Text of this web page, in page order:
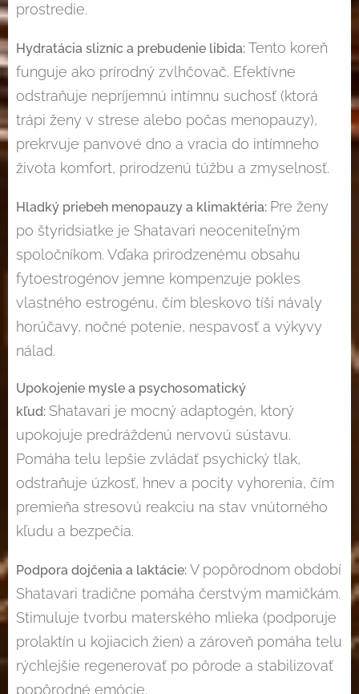
prostredie.
Hydratácia slizníc a prebudenie libida: Tento koreň
funguje ako prírodný zvlhčovač. Efektívne
odstraňuje nepríjemnú intímnu suchosť (ktorá
trápi ženy v strese alebo počas menopauzy),
prekrvuje panvové dno a vracia do intímneho
života komfort, prirodzenú túžbu a zmyselnosť.
Hladký priebeh menopauzy a klimaktéria: Pre ženy
po štyridsiatke je Shatavari neoceniteľným
spoločníkom. Vďaka prirodzenému obsahu
fytoestrogénov jemne kompenzuje pokles
vlastného estrogénu, čím bleskovo tíši návaly
horúčavy, nočné potenie, nespavosť a výkyvy
nálad.
Upokojenie mysle a psychosomatický
kľud: Shatavari je mocný adaptogén, ktorý
upokojuje predráždenú nervovú sústavu.
Pomáha telu lepšie zvládať psychický tlak,
odstraňuje úzkosť, hnev a pocity vyhorenia, čím
premieňa stresovú reakciu na stav vnútorného
kľudu a bezpečia.
Podpora dojčenia a laktácie: V popôrodnom období
Shatavari tradične pomáha čerstvým mamičkám.
Stimuluje tvorbu materského mlieka (podporuje
prolaktín u kojiacich žien) a zároveň pomáha telu
rýchlejšie regenerovať po pôrode a stabilizovať
popôrodné emócie.